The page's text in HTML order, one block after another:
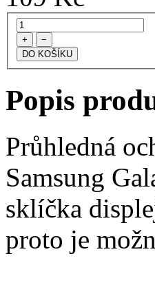
+ −
Popis
Průhledná
Samsung
sklíčka
proto je